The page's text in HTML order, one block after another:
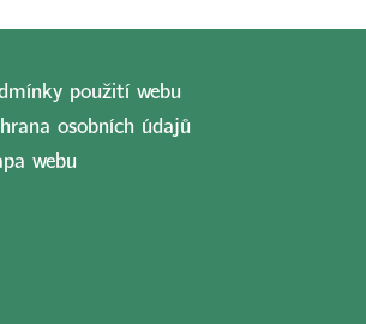
použití webu
osobních údajů
webu